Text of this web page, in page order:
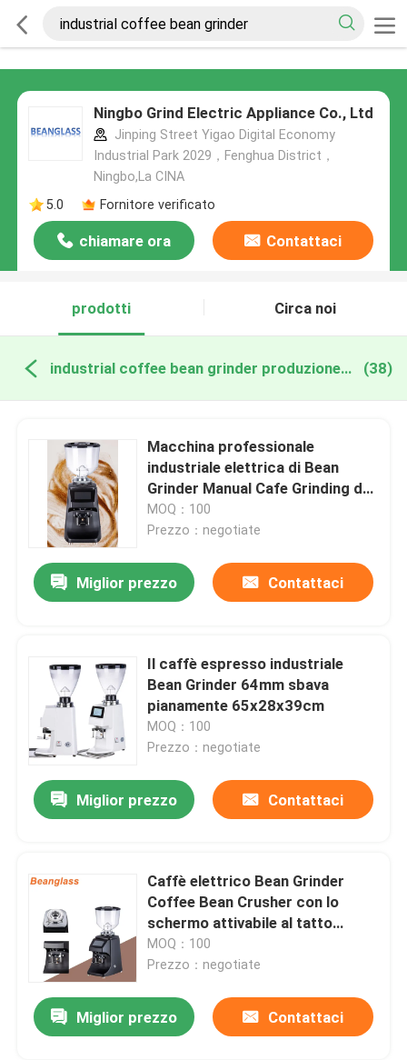
Ningbo Grind Electric Appliance Co., Ltd
Jinping Street Yigao Digital Economy
Industrial Park 2029，Fenghua District，
Ningbo,La CINA
5.0
Fornitore verificato
chiamare ora Contattaci
prodotti Circa noi
industrial coffee bean grinder produzione online (38)
Macchina professionale
industriale elettrica di Bean
Grinder Manual Cafe Grinding del
caffè
MOQ：100
Prezzo：negotiate
Miglior prezzo Contattaci
Il caffè espresso industriale
Bean Grinder 64mm sbava
pianamente 65x28x39cm
MOQ：100
Prezzo：negotiate
Miglior prezzo Contattaci
Caffè elettrico Bean Grinder
Coffee Bean Crusher con lo
schermo attivabile al tatto
intelligente
MOQ：100
Prezzo：negotiate
Miglior prezzo Contattaci